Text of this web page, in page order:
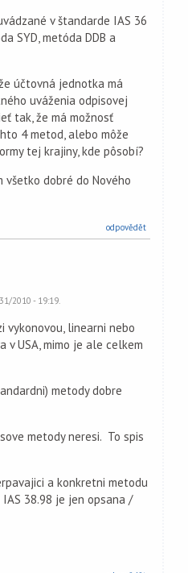
v štandarde IAS 36
SYD, metóda DDB a
účtovná jednotka má
uváženia odpisovej
tak, že má možnosť
4 metod, alebo môže
tej krajiny, kde pôsobí?
všetko dobré do Nového
odpovědět
2010 - 19:19.
vykonovou, linearni nebo
v USA, mimo je ale celkem
metody dobre
metody neresi. To spis
a konkretni metodu
38.98 je jen opsana /